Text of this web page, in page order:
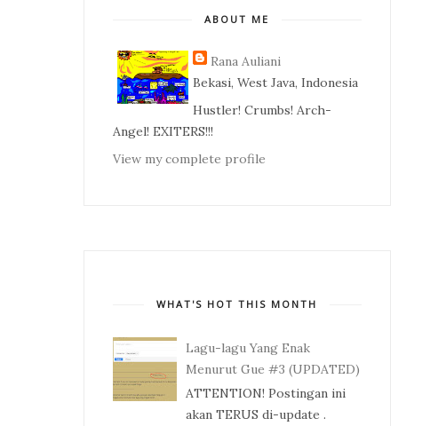
ABOUT ME
Rana Auliani
Bekasi, West Java, Indonesia
Hustler! Crumbs! Arch-
Angel! EXITERS!!!
View my complete profile
WHAT'S HOT THIS MONTH
Lagu-lagu Yang Enak
Menurut Gue #3 (UPDATED)
ATTENTION! Postingan ini
akan TERUS di-update .